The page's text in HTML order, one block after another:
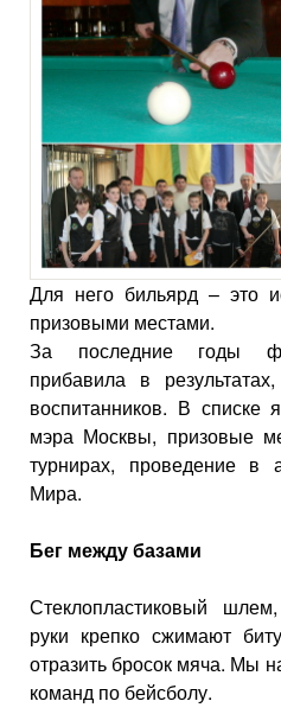
Для него бильярд – это
призовыми местами.
За последние годы
прибавила в
воспитанников. В списке
мэра Москвы, призовые
турнирах, проведение в
Мира.
Бег между базами
Стеклопластиковый
руки крепко сжимают
отразить бросок мяча. Мы
команд по бейсболу.